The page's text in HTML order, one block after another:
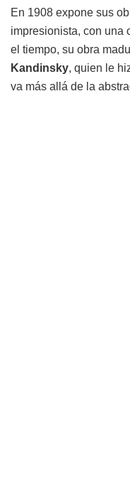
En 1908 expone sus
impresionista, con una
el tiempo, su obra
Kandinsky, quien le
va más allá de la